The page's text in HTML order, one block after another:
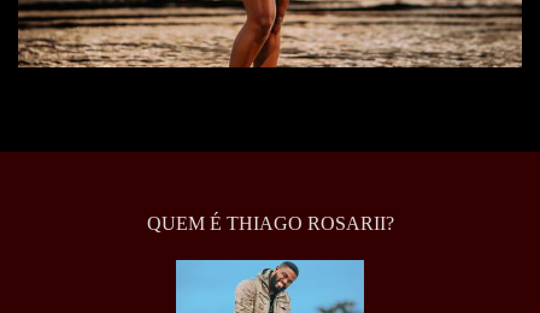
QUEM É THIAGO ROSARII?